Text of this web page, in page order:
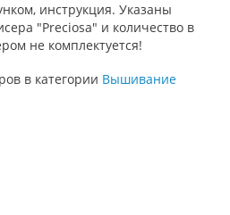
инструкция. Указаны
"Preciosa" и количество в
не комплектуется!
в категории Вышивание